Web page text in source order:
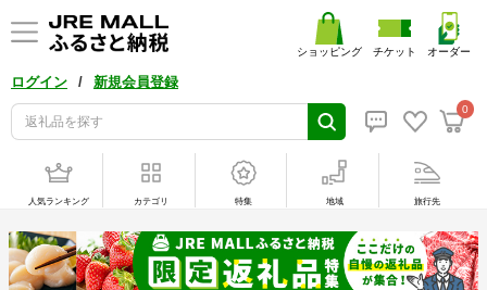
ログイン / 新規会員登録
0
ショッピング チケット オーダー
人気ランキング カテゴリ 特集 地域 旅行先